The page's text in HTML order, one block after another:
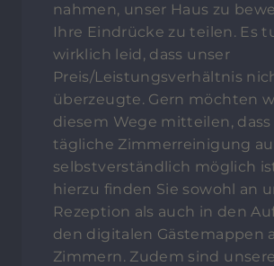
nahmen, unser Haus zu
Ihre Eindrücke zu teilen. Es
wirklich leid, dass unser
Preis/Leistungsverhältnis
überzeugte. Gern möchten
diesem Wege mitteilen, dass
tägliche Zimmerreinigung
selbstverständlich möglich
hierzu finden Sie sowohl an
Rezeption als auch in den
den digitalen Gästemappen
Zimmern. Zudem sind unsere